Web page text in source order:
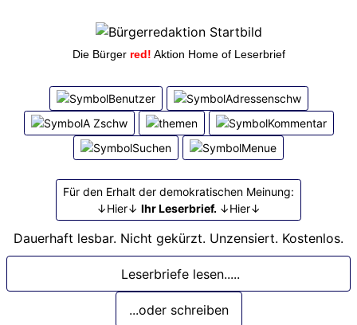
Die Bürger red! Aktion Home of Leserbrief
Für den Erhalt der demokratischen Meinung:
↓Hier↓ Ihr Leserbrief. ↓Hier↓
Dauerhaft lesbar. Nicht gekürzt. Unzensiert. Kostenlos.
Leserbriefe lesen.....
...oder schreiben